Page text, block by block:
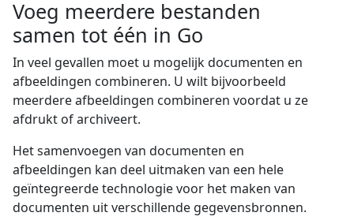
Voeg meerdere bestanden
samen tot één in Go
In veel gevallen moet u mogelijk documenten en
afbeeldingen combineren. U wilt bijvoorbeeld
meerdere afbeeldingen combineren voordat u ze
afdrukt of archiveert.
Het samenvoegen van documenten en
afbeeldingen kan deel uitmaken van een hele
geïntegreerde technologie voor het maken van
documenten uit verschillende gegevensbronnen.